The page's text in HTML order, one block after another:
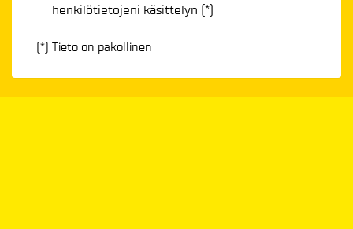
henkilötietojeni käsittelyn (*)
(*) Tieto on pakollinen